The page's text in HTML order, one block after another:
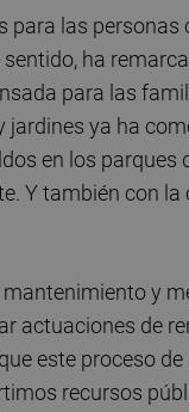
para las personas
ha
para las
jardines ya ha
en los parques
Y también con la
y
actuaciones de
este proceso de
recursos